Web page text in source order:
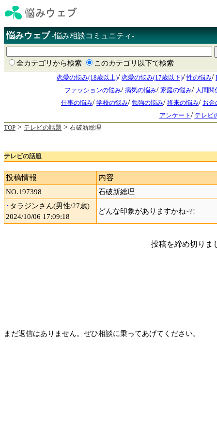
悩みウェブ -悩み相談コミュニティ-
全カテゴリから検索 このカテゴリ以下で検索
恋愛の悩み(18歳以上)/ 恋愛の悩み(17歳以下)/性の悩み/
ファッションの悩み/ 病気の悩み/ 家庭の悩み/ 人間関
仕事の悩み/ 学校の悩み/ 勉強の悩み/ 将来の悩み/ お金
アンケート / テレビ
TOP > テレビの話題 > 石破新総理
テレビの話題
投稿情報 内容
NO.197398
石破新総理
･ タラジンさん(男性/27歳)
2024/10/06 17:09:18
どんな印象がありますかね~?!
投稿を締め切りま
まだ返信はありません。ぜひ相談に乗ってあげてください。